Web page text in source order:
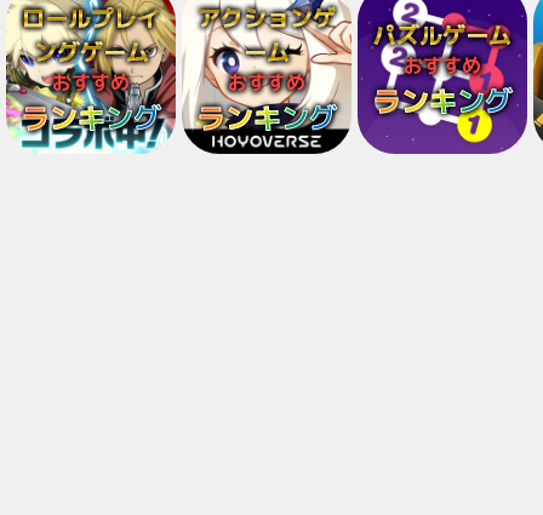
ロールプレイ
ングゲーム
おすすめ
ランキング
アクションゲ
ーム
おすすめ
ランキング
パズルゲーム
おすすめ
ランキング